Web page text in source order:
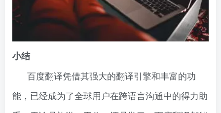
小结
百度翻译凭借其强大的翻译引擎和丰富的功
能，已经成为了全球用户在跨语言沟通中的得力助